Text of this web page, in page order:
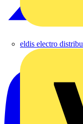
eldis electro